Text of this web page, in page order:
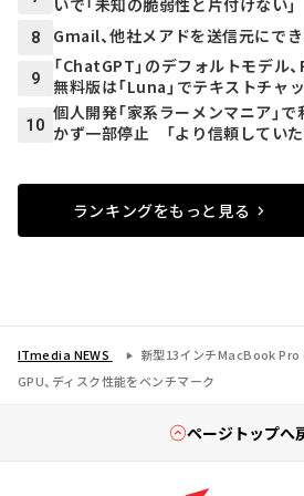
いで「未知の脆弱性と片付けない」
8 Gmail、他社メアドを送信元にで
9
「ChatGPT」のデフォルトモデル
無料版は「Luna」でテキストチャ
10
個人開発「家系ラーメンマニア」
かず一部停止 「より信頼していた
ランキングをもっと見る
ITmedia NEWS
新型13インチMacBook Pro
GPU、ディスク性能をベンチマーク
ページトップへ